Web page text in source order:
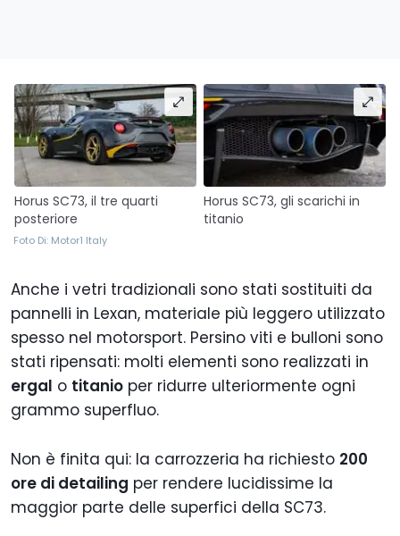
Horus SC73, il tre quarti
posteriore
Horus SC73, gli scarichi in
titanio
Foto Di: Motor1 Italy
Anche i vetri tradizionali sono stati sostituiti da
pannelli in Lexan, materiale più leggero utilizzato
spesso nel motorsport. Persino viti e bulloni sono
stati ripensati: molti elementi sono realizzati in
ergal o titanio per ridurre ulteriormente ogni
grammo superfluo.
Non è finita qui: la carrozzeria ha richiesto 200
ore di detailing per rendere lucidissime la
maggior parte delle superfici della SC73.